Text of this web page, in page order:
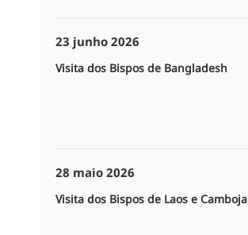
23 junho 2026
Visita dos Bispos de Bangladesh
28 maio 2026
Visita dos Bispos de Laos e Camboja